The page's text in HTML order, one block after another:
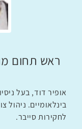
אופיר דוד, בעל
בינלאומיים. ניהול
לחקירות סייבר.